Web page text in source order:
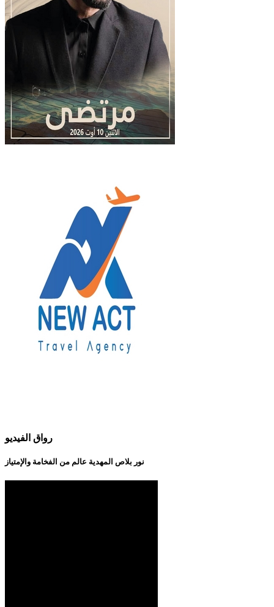
رواق الفيديو
نور بلاص المهدية عالم من الفخامة والإمتياز